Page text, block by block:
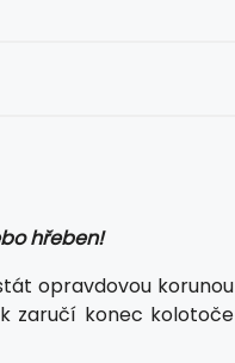
hřeben!
opravdovou korunou
zaručí konec kolotoče